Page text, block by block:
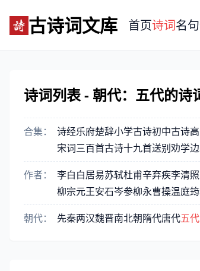
古诗词文库 首页诗词名句
诗词列表 - 朝代：五代的诗
合集： 诗经乐府楚辞小学古诗初中古诗
宋词三百首古诗十九首送别劝学
作者： 李白白居易苏轼杜甫辛弃疾李清照
柳宗元王安石岑参柳永曹操温庭筠
朝代： 先秦两汉魏晋南北朝隋代唐代五代